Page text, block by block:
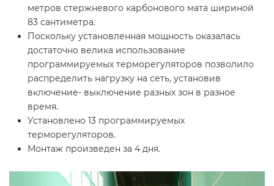
метров стержневого карбонового мата шириной
83 сантиметра.
Поскольку установленная мощность оказалась
достаточно велика использование
программируемых терморегуляторов позволило
распределить нагрузку на сеть, установив
включение- выключение разных зон в разное
время.
Установлено 13 программируемых
терморегуляторов.
Монтаж произведен за 4 дня.